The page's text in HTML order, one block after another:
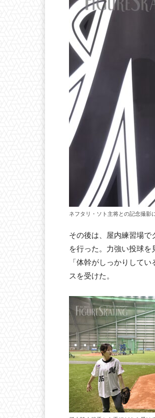
ネフタリ・ソト主将との記念撮
その後は、屋内練習場
を行った。力強い投球
「体幹がしっかりして
スを受けた。